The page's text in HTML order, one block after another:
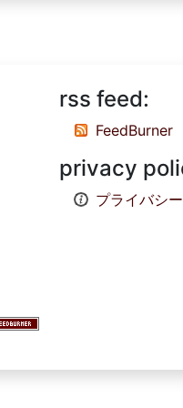
rss feed:
FeedBurner
privacy
プライバシ